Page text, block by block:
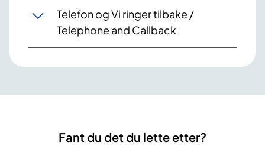
Telefon og Vi ringer tilbake /
Telephone and Callback
Fant du det du lette etter?